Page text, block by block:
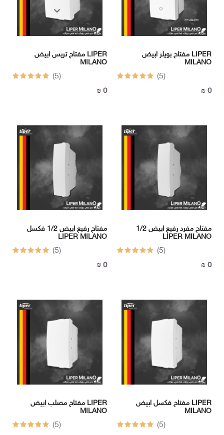
مفتاح تريس ابيض LIPER
MILANO
(5)
0 ₪
مفتاح بويلر ابيض LIPER
MILANO
(5)
0 ₪
مفتاح رفيع ابيض 1/2 فكسل
LIPER MILANO
(5)
0 ₪
مفتاح مفرد رفيع ابيض 1/2
LIPER MILANO
(5)
0 ₪
مفتاح مصلب ابيض LIPER
MILANO
(5)
مفتاح فكسل ابيض LIPER
MILANO
(5)